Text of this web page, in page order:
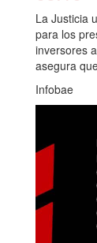
La Justicia
para los
inversores
asegura
Infobae